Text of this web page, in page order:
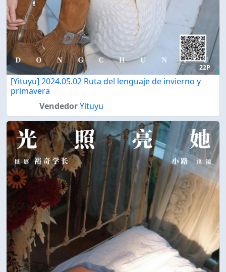
22P
[Yituyu] 2024.05.02 Ruta del lenguaje de invierno y
primavera
VendedorYituyu